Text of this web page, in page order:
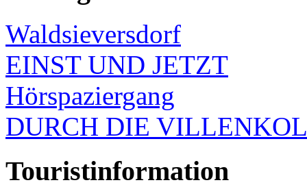
Waldsieversdorf
EINST UND JETZT
Hörspaziergang
DURCH DIE
Touristinformation